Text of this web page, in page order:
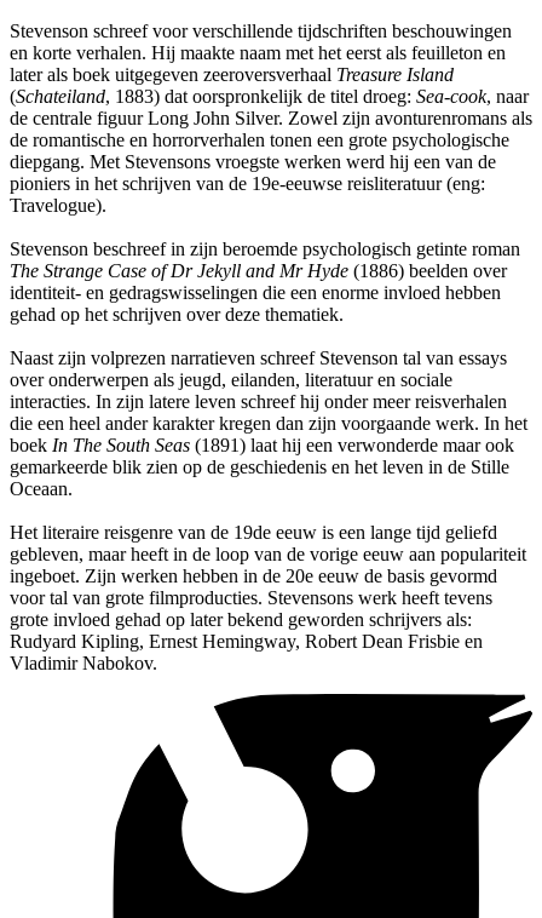
Stevenson schreef voor verschillende tijdschriften beschouwingen
en korte verhalen. Hij maakte naam met het eerst als feuilleton en
later als boek uitgegeven zeeroversverhaal Treasure Island
(Schateiland, 1883) dat oorspronkelijk de titel droeg: Sea-cook, naar
de centrale figuur Long John Silver. Zowel zijn avonturenromans als
de romantische en horrorverhalen tonen een grote psychologische
diepgang. Met Stevensons vroegste werken werd hij een van de
pioniers in het schrijven van de 19e-eeuwse reisliteratuur (eng:
Travelogue).
Stevenson beschreef in zijn beroemde psychologisch getinte roman
The Strange Case of Dr Jekyll and Mr Hyde (1886) beelden over
identiteit- en gedragswisselingen die een enorme invloed hebben
gehad op het schrijven over deze thematiek.
Naast zijn volprezen narratieven schreef Stevenson tal van essays
over onderwerpen als jeugd, eilanden, literatuur en sociale
interacties. In zijn latere leven schreef hij onder meer reisverhalen
die een heel ander karakter kregen dan zijn voorgaande werk. In het
boek In The South Seas (1891) laat hij een verwonderde maar ook
gemarkeerde blik zien op de geschiedenis en het leven in de Stille
Oceaan.
Het literaire reisgenre van de 19de eeuw is een lange tijd geliefd
gebleven, maar heeft in de loop van de vorige eeuw aan populariteit
ingeboet. Zijn werken hebben in de 20e eeuw de basis gevormd
voor tal van grote filmproducties. Stevensons werk heeft tevens
grote invloed gehad op later bekend geworden schrijvers als:
Rudyard Kipling, Ernest Hemingway, Robert Dean Frisbie en
Vladimir Nabokov.